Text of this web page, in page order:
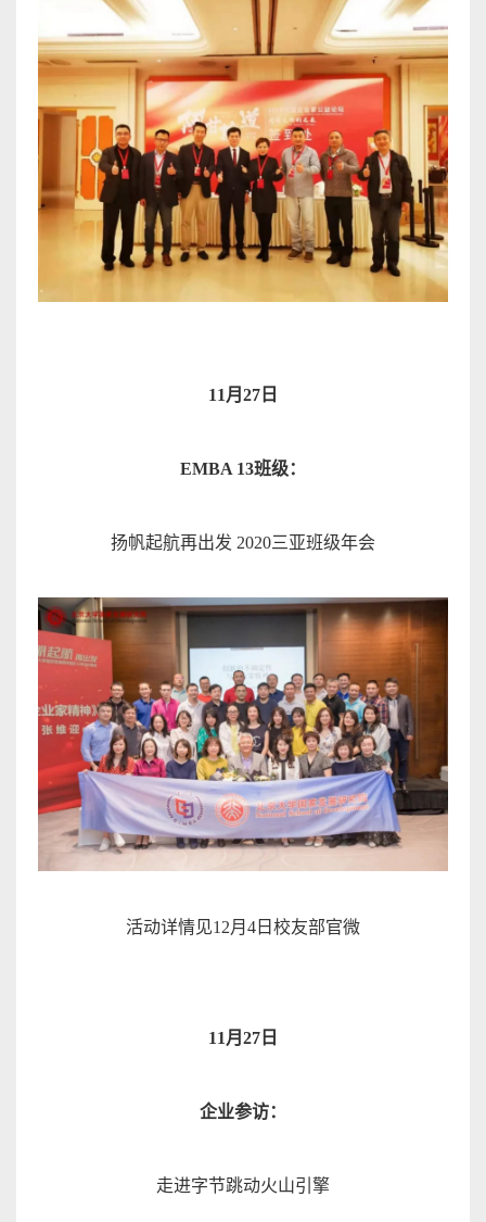
11 月 27 日
EMBA 13班级：
扬帆起航再出发 2020三亚班级年会
活动详情见12月 4 日校友部官微
11 月 27 日
企业参访：
走进字节跳动火山引 擎